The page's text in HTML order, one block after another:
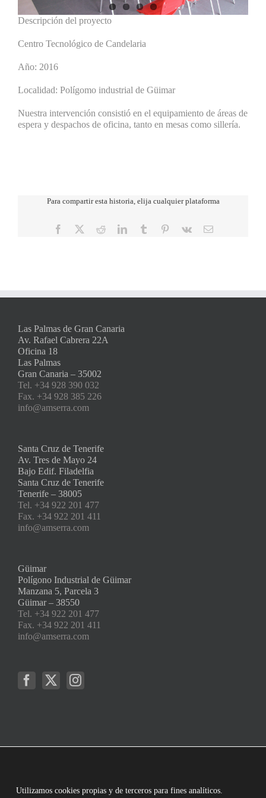
Descripción del proyecto
Centro Tecnológico de Candelaria
Año: 2016
Localidad: Polígomo industrial de Güimar
Nuestra intervención consistió en el equipamiento de áreas de
espera y despachos de oficina, tanto en mesas como sillería.
Para compartir esta historia, elija cualquier plataforma
Facebook RedditLinkedInTumblr Pinterest
Vk
Correo
Las Palmas de Gran Canaria
Av. Rafael Cabrera 22A
Oficina 18
Las Palmas
Gran Canaria – 35002
Tel. +34 928 390 032
Fax. +34 928 385 226
info@amserra.com
Santa Cruz de Tenerife
Av. Tres de Mayo 24
Bajo Edif. Filadelfia
Santa Cruz de Tenerife
Tenerife – 38005
Tel. +34 922 201 477
Fax. +34 922 201 411
info@amserra.com
Güimar
Polígono Industrial de Güimar
Manzana 5, Parcela 3
Güimar – 38550
Tel. +34 922 201 477
Fax. +34 922 201 411
info@amserra.com
Utilizamos cookies propias y de terceros para fines analíticos.